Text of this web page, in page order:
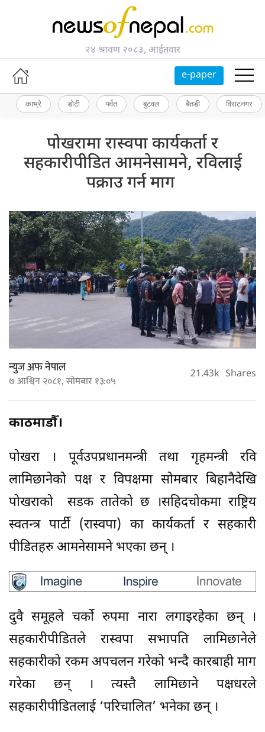
२४ श्रावण २०८३, आईतवार
e-paper
काभ्रे डोटी पर्वत बुटवल बैतडी विराटनगर
पोखरामा रास्वपा कार्यकर्ता र
सहकारीपीडित आमनेसामने, रविलाई
पक्राउ गर्न माग
न्युज अफ नेपाल
७ आश्विन २०८१, सोमबार १३:०५ 21.43k Shares
काठमाडौँ।
पोखरा । पूर्वउपप्रधानमन्त्री तथा गृहमन्त्री रवि
लामिछानेको पक्ष र विपक्षमा सोमबार बिहानैदेखि
पोखराको सडक तातेको छ ।सहिदचोकमा राष्ट्रिय
स्वतन्त्र पार्टी (रास्वपा) का कार्यकर्ता र सहकारी
पीडितहरु आमनेसामने भएका छन् ।
दुवै समूहले चर्को रुपमा नारा लगाइरहेका छन् ।
सहकारीपीडितले रास्वपा सभापति लामिछानेले
सहकारीको रकम अपचलन गरेको भन्दै कारबाही माग
गरेका छन् । त्यस्तै लामिछाने पक्षधरले
सहकारीपीडितलाई ‘परिचालित’ भनेका छन् ।